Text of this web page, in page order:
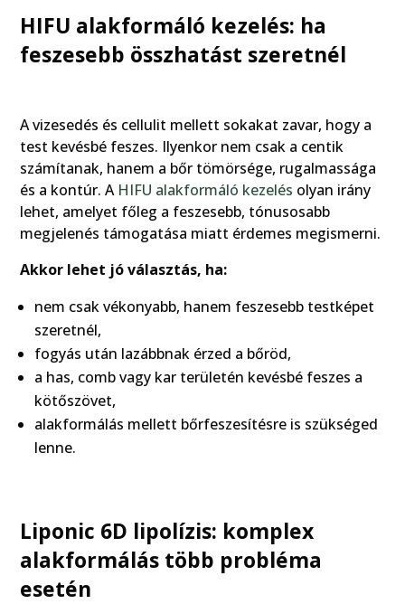
HIFU alakformáló kezelés: ha
feszesebb összhatást szeretnél
A vizesedés és cellulit mellett sokakat zavar, hogy a
test kevésbé feszes. Ilyenkor nem csak a centik
számítanak, hanem a bőr tömörsége, rugalmassága
és a kontúr. A HIFU alakformáló kezelés olyan irány
lehet, amelyet főleg a feszesebb, tónusosabb
megjelenés támogatása miatt érdemes megismerni.
Akkor lehet jó választás, ha:
nem csak vékonyabb, hanem feszesebb testképet
szeretnél,
fogyás után lazábbnak érzed a bőröd,
a has, comb vagy kar területén kevésbé feszes a
kötőszövet,
alakformálás mellett bőrfeszesítésre is szükséged
lenne.
Liponic 6D lipolízis: komplex
alakformálás több probléma
esetén